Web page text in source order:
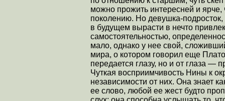
можно прожить интересней и
поколению. Но девушка-
в будущем вырасти в нечто
самостоятельностью,
мало, однако у нее свой,
мира, о котором говорил еще
передается глазу, но и от глаза —
Чуткая восприимчивость Нины к
независимости от них. Она знает
ее слово, любой ее жест будто